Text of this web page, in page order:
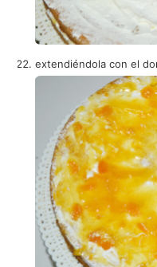
extendiéndola con el